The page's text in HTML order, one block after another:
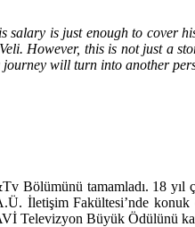
is just enough to cover
However, this is not just a
will turn into another
Bölümünü tamamladı. 18
İletişim Fakültesi’nde
Televizyon Büyük Ödülünü